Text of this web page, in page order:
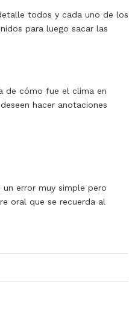
todos y cada uno de los
para luego sacar las
de cómo fue el clima en
hacer anotaciones
error muy simple pero
oral que se recuerda al